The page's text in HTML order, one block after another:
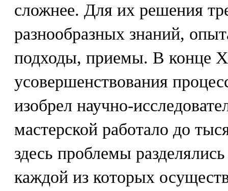
сложнее. Для их решения
разнообразных знаний,
подходы, приемы. В конце
усовершенствования
изобрел научно-
мастерской работало до
здесь проблемы
каждой из которых